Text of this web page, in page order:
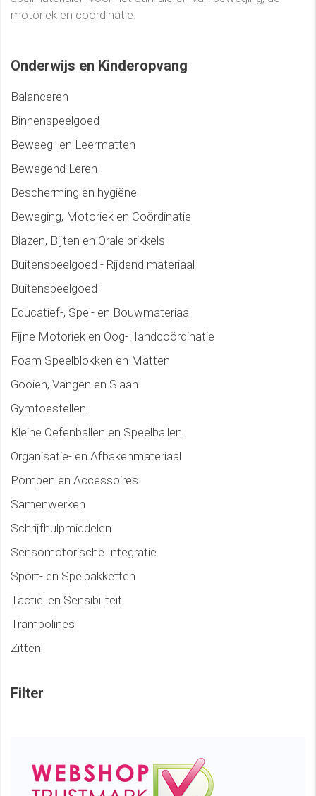
motoriek en coördinatie.
Onderwijs en Kinderopvang
Balanceren
Binnenspeelgoed
Beweeg- en Leermatten
Bewegend Leren
Bescherming en hygiëne
Beweging, Motoriek en Coördinatie
Blazen, Bijten en Orale prikkels
Buitenspeelgoed - Rijdend materiaal
Buitenspeelgoed
Educatief-, Spel- en Bouwmateriaal
Fijne Motoriek en Oog-Handcoördinatie
Foam Speelblokken en Matten
Gooien, Vangen en Slaan
Gymtoestellen
Kleine Oefenballen en Speelballen
Organisatie- en Afbakenmateriaal
Pompen en Accessoires
Samenwerken
Schrijfhulpmiddelen
Sensomotorische Integratie
Sport- en Spelpakketten
Tactiel en Sensibiliteit
Trampolines
Zitten
Filter